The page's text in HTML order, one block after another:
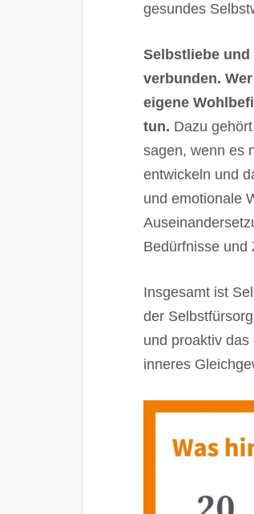
gesundes
Selbstliebe
verbunden.
eigene
tun. Dazu
sagen, wenn es
entwickeln und
und emotionale
Bedürfnisse und
Insgesamt ist
der
und proaktiv
inneres